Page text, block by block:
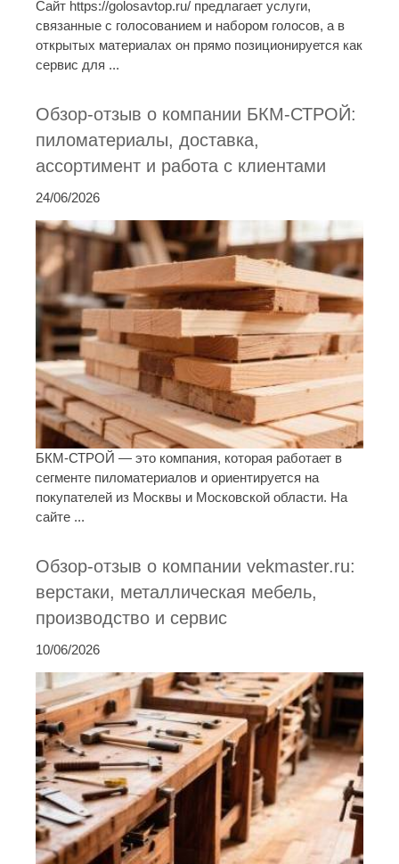
Сайт https://golosavtop.ru/ предлагает услуги,
связанные с голосованием и набором голосов, а в
открытых материалах он прямо позиционируется как
сервис для ...
Обзор-отзыв о компании БКМ-СТРОЙ:
пиломатериалы, доставка,
ассортимент и работа с клиентами
24/06/2026
БКМ-СТРОЙ — это компания, которая работает в
сегменте пиломатериалов и ориентируется на
покупателей из Москвы и Московской области. На
сайте ...
Обзор-отзыв о компании vekmaster.ru:
верстаки, металлическая мебель,
производство и сервис
10/06/2026